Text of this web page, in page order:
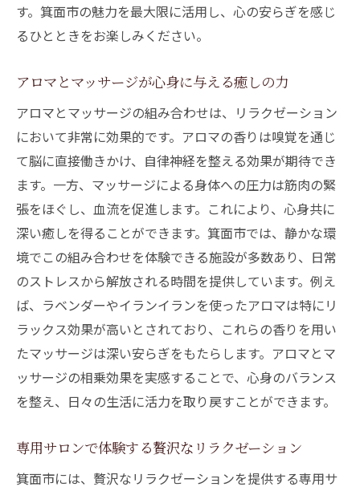
アロマトリートメントで心身をリフレッシュす
る方法
礎知識
箕面市で人気のアロマトリートメントメニ
ュー
アロマトリートメントがもたらす心身の変
化
自宅で簡単にできるアロマトリートメント
プロの技で体験する至福のひととき
アロマトリートメントを受ける前の心構え
日常のストレスを忘れるアロマリラクゼーショ
ンの魅力
アロマが心に与えるリラックス効果
忙しい日常に取り入れたいアロマの簡単な
心身のストレス解消に効果的なアロマオイ
ル
す。箕面市の魅力を最大限に活用し、心の安らぎを感じ
るひとときをお楽しみください。
アロマとマッサージが心身に与える癒しの力
アロマとマッサージの組み合わせは、リラクゼーション
において非常に効果的です。アロマの香りは嗅覚を通じ
て脳に直接働きかけ、自律神経を整える効果が期待でき
ます。一方、マッサージによる身体への圧力は筋肉の緊
張をほぐし、血流を促進します。これにより、心身共に
深い癒しを得ることができます。箕面市では、静かな環
境でこの組み合わせを体験できる施設が多数あり、日常
のストレスから解放される時間を提供しています。例え
ば、ラベンダーやイランイランを使ったアロマは特にリ
ラックス効果が高いとされており、これらの香りを用い
たマッサージは深い安らぎをもたらします。アロマとマ
ッサージの相乗効果を実感することで、心身のバランス
を整え、日々の生活に活力を取り戻すことができます。
専用サロンで体験する贅沢なリラクゼーション
箕面市には、贅沢なリラクゼーションを提供する専用サ